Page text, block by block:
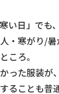
い日」でも
・寒がり/
ころ。
った服装が
ることも